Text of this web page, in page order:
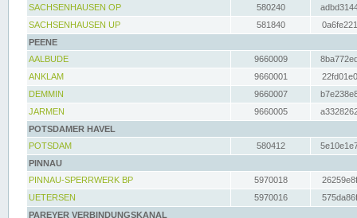
SACHSENHAUSEN OP
580240
SACHSENHAUSEN UP
581840
PEENE
AALBUDE
9660009
ANKLAM
9660001
DEMMIN
9660007
JARMEN
9660005
POTSDAMER HAVEL
POTSDAM
580412
PINNAU
PINNAU-SPERRWERK BP
5970018
UETERSEN
5970016
PAREYER VERBINDUNGSKANAL